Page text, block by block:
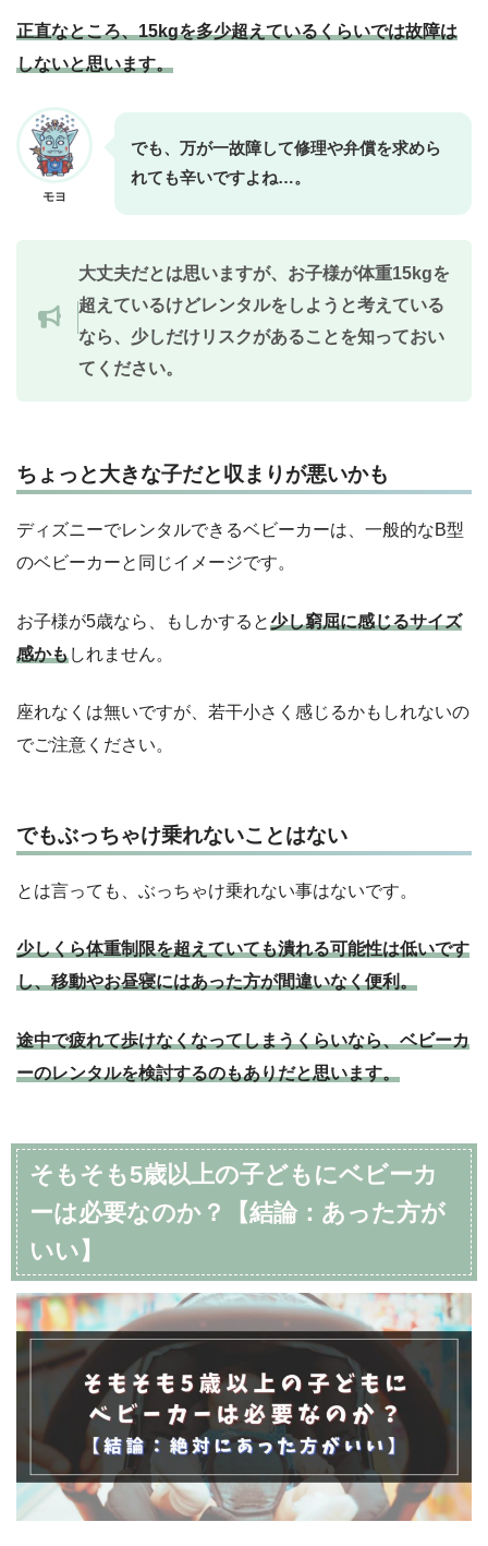
正直なところ、15kgを多少超えているくらいでは故障は
しないと思います。
モヨ
でも、万が一故障して修理や弁償を求めら
れても辛いですよね…。
大丈夫だとは思いますが、お子様が体重15kgを
超えているけどレンタルをしようと考えている
なら、少しだけリスクがあることを知っておい
てください。
ちょっと大きな子だと収まりが悪いかも
ディズニーでレンタルできるベビーカーは、一般的なB型
のベビーカーと同じイメージです。
お子様が5歳なら、もしかすると少し窮屈に感じるサイズ
感かもしれません。
座れなくは無いですが、若干小さく感じるかもしれないの
でご注意ください。
でもぶっちゃけ乗れないことはない
とは言っても、ぶっちゃけ乗れない事はないです。
少しくら体重制限を超えていても潰れる可能性は低いです
し、移動やお昼寝にはあった方が間違いなく便利。
途中で疲れて歩けなくなってしまうくらいなら、ベビーカ
ーのレンタルを検討するのもありだと思います。
そもそも5歳以上の子どもにベビーカ
ーは必要なのか？【結論：あった方が
いい】